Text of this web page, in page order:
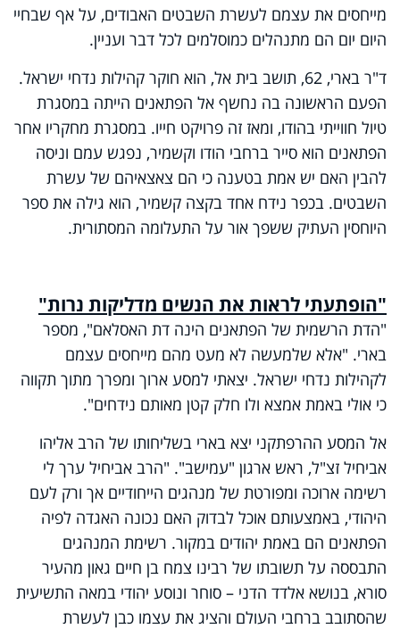
מייחסים את עצמם לעשרת השבטים האבודים, על אף שבחיי
היום יום הם מתנהלים כמוסלמים לכל דבר ועניין.
ד"ר בארי, 62, תושב בית אל, הוא חוקר קהילות נדחי ישראל.
הפעם הראשונה בה נחשף אל הפתאנים הייתה במסגרת
טיול חווייתי בהודו, ומאז זה פרויקט חייו. במסגרת מחקריו אחר
הפתאנים הוא סייר ברחבי הודו וקשמיר, נפגש עמם וניסה
להבין האם יש אמת בטענה כי הם צאצאיהם של עשרת
השבטים. בכפר נידח אחד בקצה קשמיר, הוא גילה את ספר
היוחסין העתיק ששפך אור על התעלומה המסתורית.
"הופתעתי לראות את הנשים מדליקות נרות"
"הדת הרשמית של הפתאנים הינה דת האסלאם", מספר
בארי. "אלא שלמעשה לא מעט מהם מייחסים עצמם
לקהילות נדחי ישראל. יצאתי למסע ארוך ומפרך מתוך תקווה
כי אולי באמת אמצא ולו חלק קטן מאותם נידחים".
אל המסע ההרפתקני יצא בארי בשליחותו של הרב אליהו
אביחיל זצ"ל, ראש ארגון "עמישב". "הרב אביחיל ערך לי
רשימה ארוכה ומפורטת של מנהגים הייחודיים אך ורק לעם
היהודי, באמצעותם אוכל לבדוק האם נכונה האגדה לפיה
הפתאנים הם באמת יהודים במקור. רשימת המנהגים
התבססה על תשובתו של רבינו צמח בן חיים גאון מהעיר
סורא, בנושא אלדד הדני – סוחר ונוסע יהודי במאה התשיעית
שהסתובב ברחבי העולם והציג את עצמו כבן לעשרת